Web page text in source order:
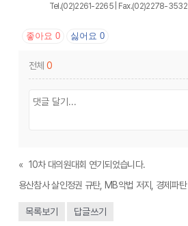
Tel.(02)2261-2265 | Fax.(02)2278-3532 |
좋아요 0 싫어요0
전체 0
« 10차 대의원대회 연기되었습니다.
목록보기 답글쓰기